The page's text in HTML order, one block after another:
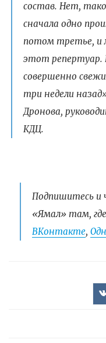
состав. Нет,
сначала одно
потом третье, и
этот репертуар.
совершенно
три недели
Дронова,
КДЦ.
Подпишитесь и
«Ямал» там,
ВКонтакте,